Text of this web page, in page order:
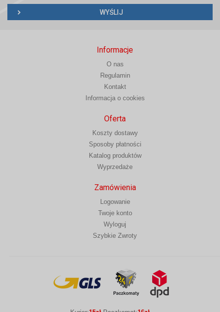
Informacje
O nas
Regulamin
Kontakt
Informacja o cookies
Oferta
Koszty dostawy
Sposoby płatności
Katalog produktów
Wyprzedaże
Zamówienia
Logowanie
Twoje konto
Wyloguj
Szybkie Zwroty